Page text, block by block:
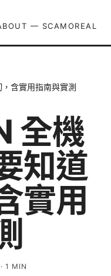
— SCAMOREAL
含實用指南與實測
全機
知道
實用
· 1 MIN